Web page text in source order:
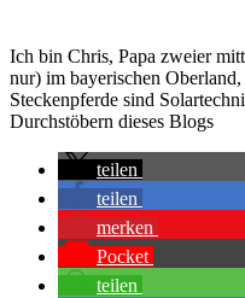
Ich bin Chris, Papa zweier
nur) im bayerischen
Steckenpferde sind
Durchstöbern dieses Blogs
teilen
teilen
merken
Pocket
teilen